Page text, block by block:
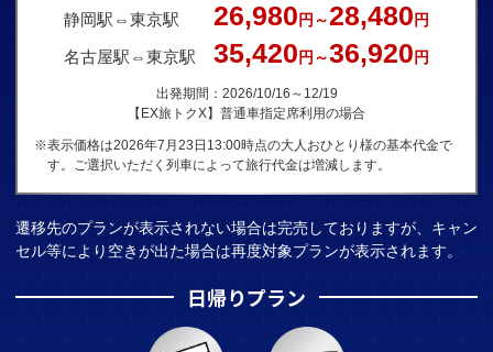
静岡駅⇔東京駅 26,980 円～28,480 円
名古屋駅⇔東京駅 35,420 円～36,920 円
出発期間：2026/10/16～12/19
【EX旅トクX】普通車指定席利用の場合
※表示価格は2026年7月23日13:00時点の大人おひとり様の基本代金で
す。ご選択いただく列車によって旅行代金は増減します。
遷移先のプランが表示されない場合は完売しておりますが、キャン
セル等により空きが出た場合は再度対象プランが表示されます。
日帰りプラン